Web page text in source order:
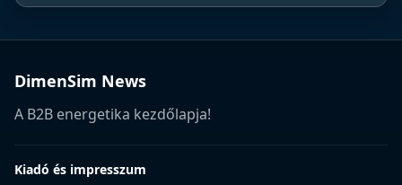
DimenSim News
A B2B energetika kezdőlapja!
Kiadó és impresszum